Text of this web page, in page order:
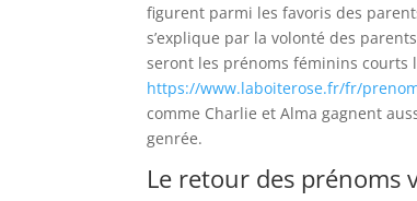
figurent parmi les favoris des
s’explique par la volonté des
seront les prénoms féminins courts
https://www.laboiterose.fr/fr/
comme Charlie et Alma gagnent
genrée.
Le retour des prénoms